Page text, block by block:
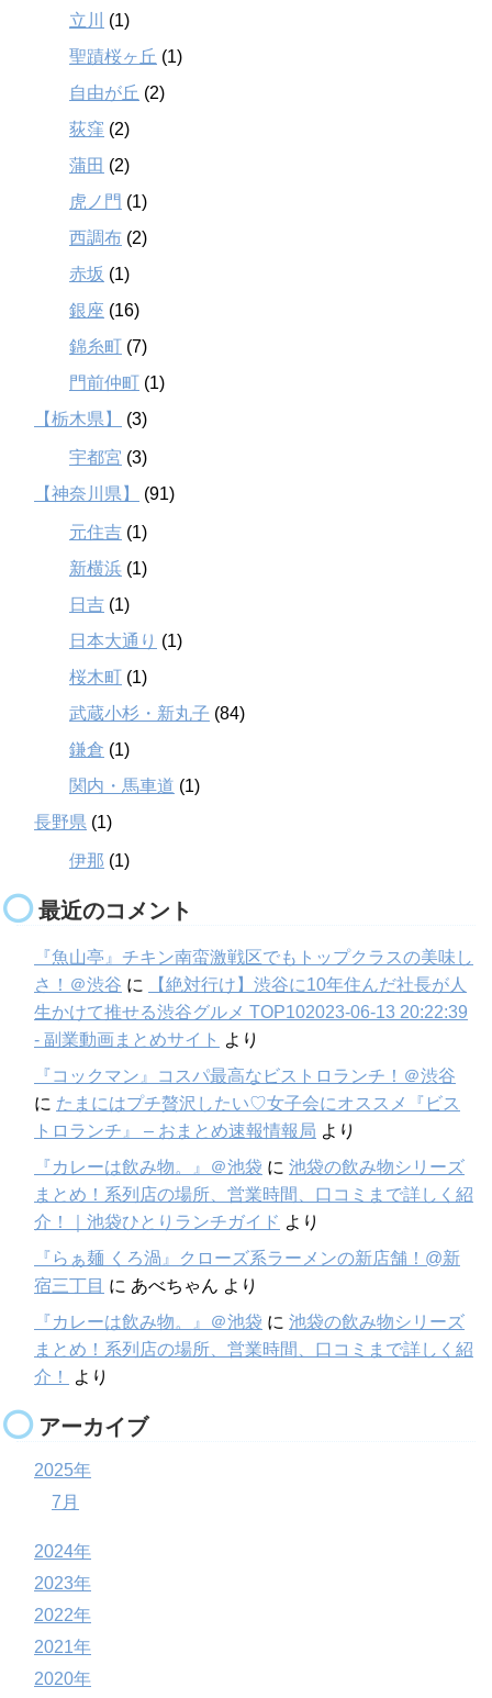
立川
(1)
聖蹟桜ヶ丘 (1)
自由が丘 (2)
荻窪 (2)
蒲田 (2)
虎ノ門 (1)
西調布 (2)
赤坂 (1)
銀座 (16)
錦糸町 (7)
門前仲町 (1)
【栃木県】
(3)
宇都宮 (3)
【神奈川県】
(91)
元住吉 (1)
新横浜 (1)
日吉 (1)
日本大通り (1)
桜木町 (1)
武蔵小杉・新丸子 (84)
鎌倉 (1)
関内・馬車道 (1)
長野県 (1)
伊那 (1)
最近のコメント
『魚山亭』チキン南蛮激戦区でもトップクラスの美味し
さ！＠渋谷 に
【絶対行け】渋谷に10年住んだ社長が人
生かけて推せる渋谷グルメ TOP102023-06-13 20:22:39
- 副業動画まとめサイト より
『コックマン』コスパ最高なビストロランチ！＠渋谷
に たまにはプチ贅沢したい♡女子会にオススメ『ビス
トロランチ』 – おまとめ速報情報局 より
『カレーは飲み物。』＠池袋 に 池袋の飲み物シリーズ
まとめ！系列店の場所、営業時間、口コミまで詳しく紹
介！｜池袋ひとりランチガイド より
『らぁ麺 くろ渦』クローズ系ラーメンの新店舗！@新
宿三丁目 に あべちゃん より
『カレーは飲み物。』＠池袋 に 池袋の飲み物シリーズ
まとめ！系列店の場所、営業時間、口コミまで詳しく紹
介！
より
アーカイブ
2025年
7月
2024年
2023年
2022年
2021年
2020年